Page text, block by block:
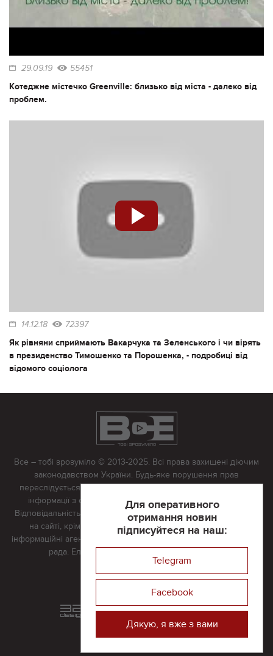
29.09.19 55451
Котеджне містечко Greenville: близько від міста - далеко від
проблем.
14.12.18 72397
Як рівняни сприймають Вакарчука та Зеленського і чи вірять
в президенство Тимошенко та Порошенка, - подробиці від
відомого соціолога
Для оперативного
отримання новин
підписуйтеся на наш:
Telegram
Facebook
Дякую, я вже з вами
Все – тобі зрозуміло © 2013-2025. Всі права захищені діючим
законодавством України. Будь-яке порушення прав
переслідується в судовому порядку. Будь-яке відтворення
інформації з сайту тільки з письмово дозволу редакції.
Відповідальність за достовірність усіх матеріалів, розміщених
на сайті, крім матеріалів, які містять посилання на інші
інформаційні агентства або інтернет-видання, несе редакційна
рада. Електронна пошта:
Реклама на сайті
Розроблений та підтримується